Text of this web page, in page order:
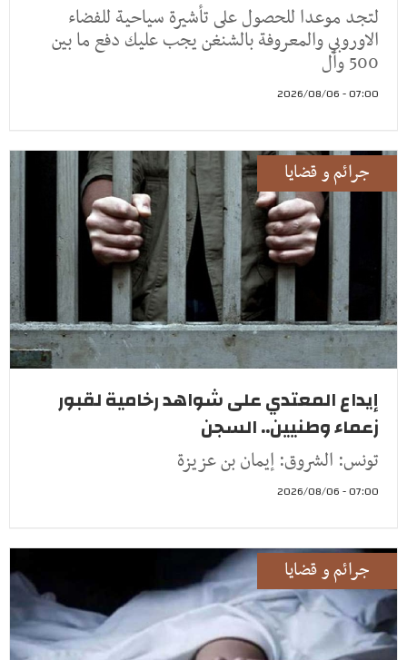
لتجد موعدا للحصول على تأشيرة سياحية للفضاء
الاوروبي والمعروفة بالشنغن يجب عليك دفع ما بين
500 وأل
07:00 - 2026/08/06
جرائم و قضايا
إيداع المعتدي على شواهد رخامية لقبور
زعماء وطنيين.. السجن
تونس: الشروق: إيمان بن عزيزة
07:00 - 2026/08/06
جرائم و قضايا